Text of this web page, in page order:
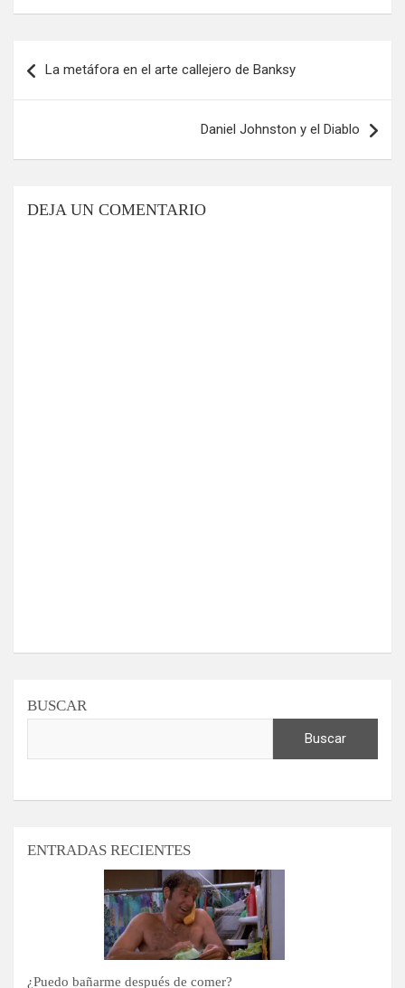
de
La metáfora en el arte callejero de Banksy
Daniel Johnston y el Diablo
DEJA UN COMENTARIO
BUSCAR
Buscar
ENTRADAS RECIENTES
¿Puedo bañarme después de comer?